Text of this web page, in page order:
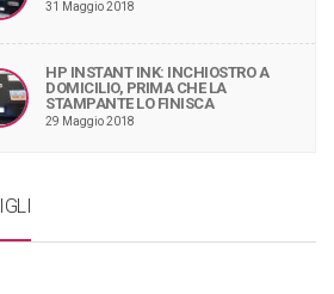
31 Maggio 2018
HP INSTANT INK: INCHIOSTRO A
DOMICILIO, PRIMA CHE LA
STAMPANTE LO FINISCA
29 Maggio 2018